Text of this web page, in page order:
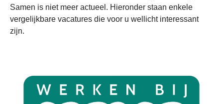
Samen is niet meer actueel. Hieronder staan enkele
vergelijkbare vacatures die voor u wellicht interessant
zijn.